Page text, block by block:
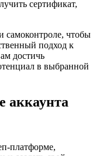
сертификат,
самоконтроле, чтобы
подход к
достичь
в выбранной
аккаунта
платформе,